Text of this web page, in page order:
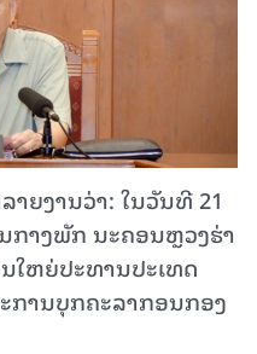
ຍງານວ່າ: ໃນວັນທີ 21
ກາງພັກ ນະຄອນຫຼວງຮ່າ
ໃຫຍ່ປະທານປະເທດ
ານບຸກຄະລາກອນກອງ